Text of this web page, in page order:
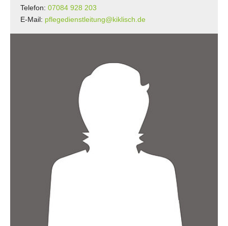
Telefon: 07084 928 203
E-Mail: pflegedienstleitung@kiklisch.de